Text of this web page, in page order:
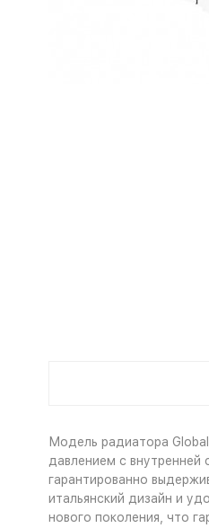
Модель радиатора
давлением с внутренней
гарантированно
итальянский дизайн и
нового поколения, что